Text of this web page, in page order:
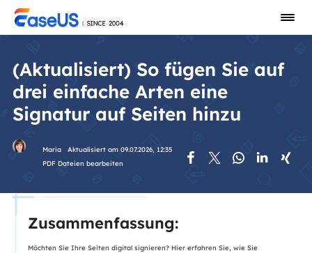
(Aktualisiert) So fügen Sie auf
drei einfache Arten eine
Signatur auf Seiten hinzu
Maria
Aktualisiert am 09.07.2026, 12:35
PDF Dateien bearbeiten
    
Zusammenfassung:
Möchten Sie Ihre Seiten digital signieren? Hier erfahren Sie, wie Sie